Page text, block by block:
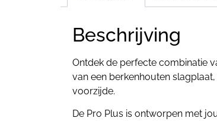
Beschrijving
Ontdek de perfecte combinatie
van een berkenhouten
voorzijde.
De Pro Plus is ontworpen met